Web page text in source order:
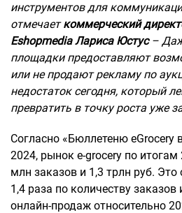
инструментов для
отмечаеткоммерческий
Eshopmedia Лариса Юстус –
площадки предоставляют
или не продают рекламу по
недостаток сегодня, который
превратить в точку роста уже
Согласно «Бюллетеню eGrocery
2024, рынок e-grocery по итогам
млн заказов и 1,3 трлн руб. Это
1,4 раза по количеству
онлайн-продаж относительно